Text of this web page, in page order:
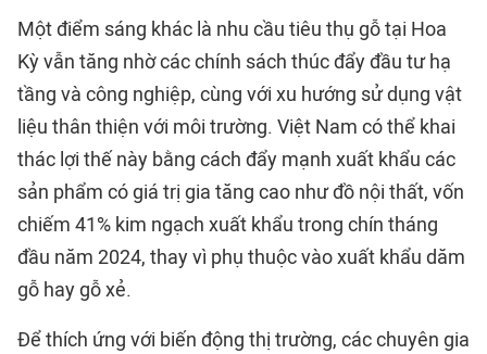
Một điểm sáng khác là nhu cầu tiêu thụ gỗ tại Hoa
Kỳ vẫn tăng nhờ các chính sách thúc đẩy đầu tư hạ
tầng và công nghiệp, cùng với xu hướng sử dụng vật
liệu thân thiện với môi trường. Việt Nam có thể khai
thác lợi thế này bằng cách đẩy mạnh xuất khẩu các
sản phẩm có giá trị gia tăng cao như đồ nội thất, vốn
chiếm 41% kim ngạch xuất khẩu trong chín tháng
đầu năm 2024, thay vì phụ thuộc vào xuất khẩu dăm
gỗ hay gỗ xẻ.
Để thích ứng với biến động thị trường, các chuyên gia